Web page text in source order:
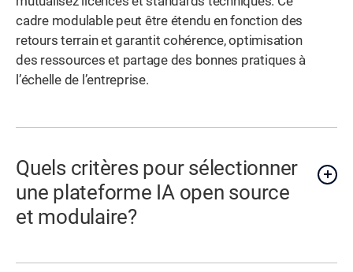
cadre modulable peut être étendu en fonction des
retours terrain et garantit cohérence, optimisation
des ressources et partage des bonnes pratiques à
l’échelle de l’entreprise.
Quels critères pour sélectionner
une plateforme IA open source
et modulaire?